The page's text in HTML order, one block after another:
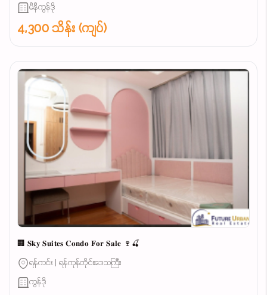
မီနီကွန်ဒို
4,300 သိန်း (ကျပ်)
🏢 𝐒𝐤𝐲 𝐒𝐮𝐢𝐭𝐞𝐬 𝐂𝐨𝐧𝐝𝐨 𝐅𝐨𝐫 𝐒𝐚𝐥𝐞 🍷🍒
ရန်ကင်း | ရန်ကုန်တိုင်းဒေသကြီး
ကွန်ဒို